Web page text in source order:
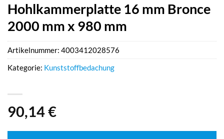
Hohlkammerplatte 16 mm Bronce
2000 mm x 980 mm
90,14€
Artikelnummer: 4003412028576
Kategorie: Kunststoffbedachung